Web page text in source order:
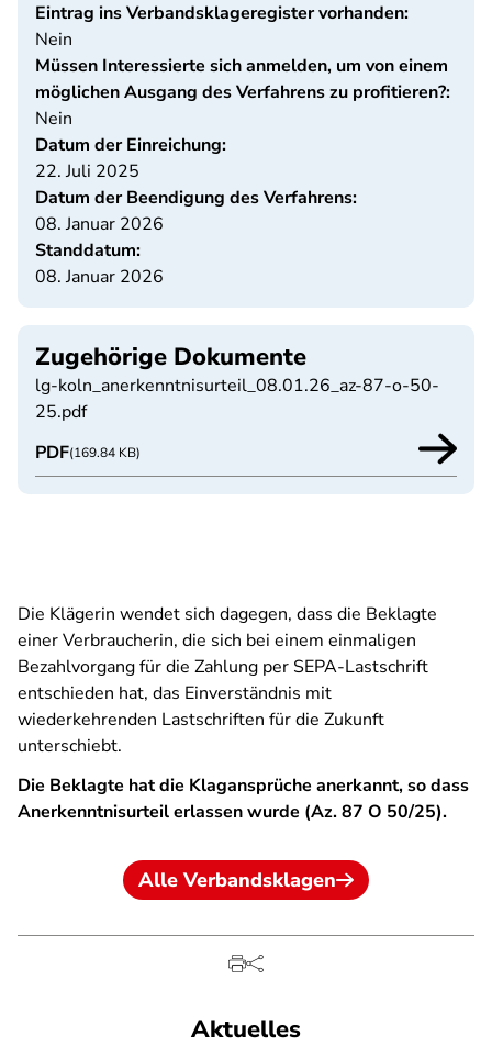
Eintrag ins Verbandsklageregister vorhanden:
Nein
Müssen Interessierte sich anmelden, um von einem
möglichen Ausgang des Verfahrens zu profitieren?:
Nein
Datum der Einreichung:
22. Juli 2025
Datum der Beendigung des Verfahrens:
08. Januar 2026
Standdatum:
08. Januar 2026
Zugehörige Dokumente
lg-koln_anerkenntnisurteil_08.01.26_az-87-o-50-
25.pdf
PDF(169.84 KB)
Die Klägerin wendet sich dagegen, dass die Beklagte
einer Verbraucherin, die sich bei einem einmaligen
Bezahlvorgang für die Zahlung per SEPA-Lastschrift
entschieden hat, das Einverständnis mit
wiederkehrenden Lastschriften für die Zukunft
unterschiebt.
Die Beklagte hat die Klagansprüche anerkannt, so dass
Anerkenntnisurteil erlassen wurde (Az. 87 O 50/25).
Alle Verbandsklagen
Aktuelles